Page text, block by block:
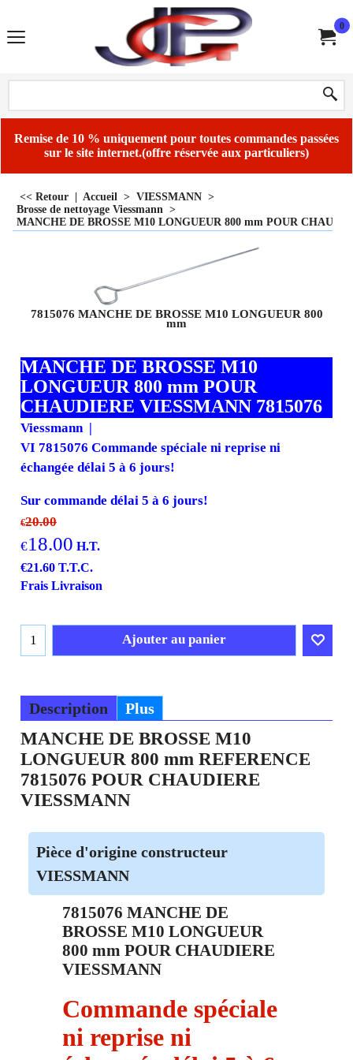
0
Remise de 10 % uniquement pour toutes commandes passées
sur le site internet.(offre réservée aux particuliers)
<< Retour Accueil > VIESSMANN >
Brosse de nettoyage Viessmann >
MANCHE DE BROSSE M10 LONGUEUR 800 mm POUR
7815076 MANCHE DE BROSSE M10 LONGUEUR 800
mm
MANCHE DE BROSSE M10
LONGUEUR 800 mm POUR
CHAUDIERE VIESSMANN 7815076
Viessmann
VI 7815076 Commande spéciale ni reprise ni
échangée délai 5 à 6 jours!
Sur commande délai 5 à 6 jours!
€20.00
€18.00 H.T.
€21.60 T.T.C.
Frais Livraison
Ajouter au panier
Description Plus
MANCHE DE BROSSE M10
LONGUEUR 800 mm REFERENCE
7815076 POUR CHAUDIERE
VIESSMANN
Pièce d'origine constructeur
VIESSMANN
7815076 MANCHE DE
BROSSE M10 LONGUEUR
800 mm POUR CHAUDIERE
VIESSMANN
Commande spéciale
ni reprise ni